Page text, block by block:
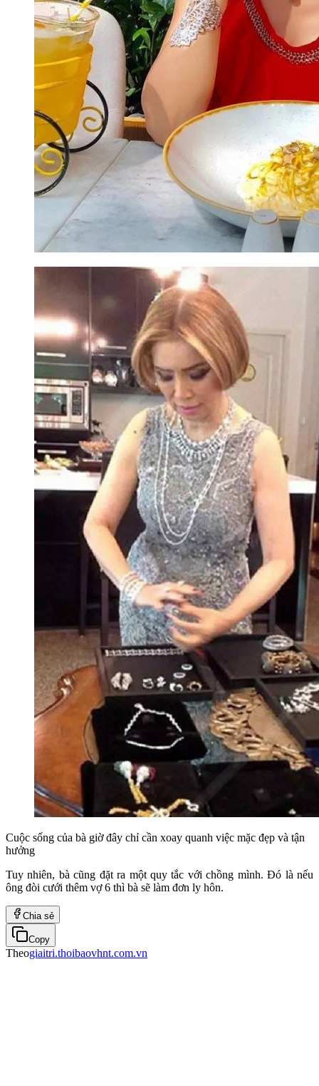
Cuộc sống của bà giờ đây chỉ cần xoay quanh việc mặc đẹp và tận
hưởng
Tuy nhiên, bà cũng đặt ra một quy tắc với chồng mình. Đó là nếu
ông đòi cưới thêm vợ 6 thì bà sẽ làm đơn ly hôn.
Chia sẻ
Copy
Theogiaitri.thoibaovhnt.com.vn